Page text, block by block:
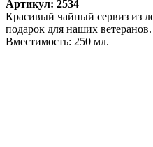
Артикул: 2534
Красивый чайный сервиз из
подарок для наших ветеранов.
Вместимость: 250 мл.